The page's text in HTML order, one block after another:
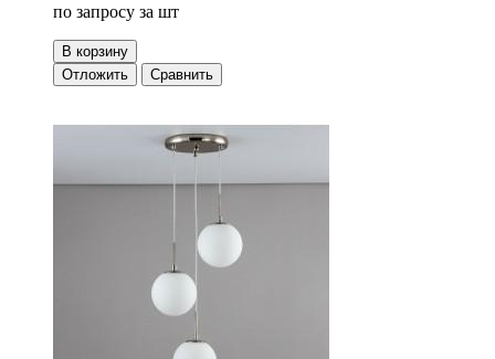
по запросу за шт
В корзину
Отложить
Сравнить